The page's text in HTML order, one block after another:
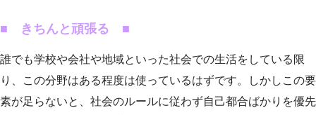
■ きちんと頑張る ■
誰でも学校や会社や地域といった社会での生活をしている限
り、この分野はある程度は使っているはずです。しかしこの要
素が足らないと、社会のルールに従わず自己都合ばかりを優先